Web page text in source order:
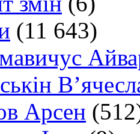
(11 643)
Арсен